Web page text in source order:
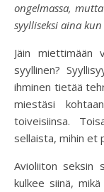
ongelmassa,
syylliseksi aina
Jäin miettimään
syyllinen?
ihminen tietää
miestäsi
toiveisiinsa.
sellaista, mihin et
Avioliiton seksin
kulkee siinä,